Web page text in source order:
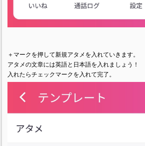
＋マークを押して新規アタメを入れていきます。
アタメの文章には英語と日本語を入れましょう！
入れたらチェックマークを入れて完了。